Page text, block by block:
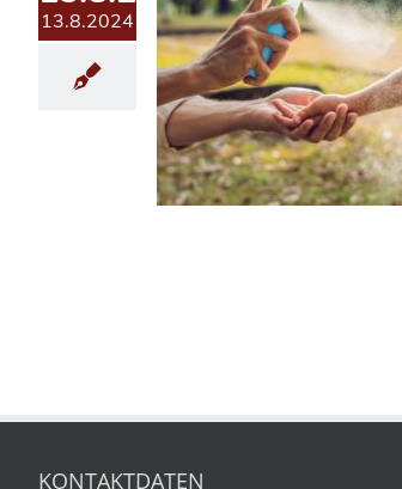
13.8.2024
KONTAKTDATEN